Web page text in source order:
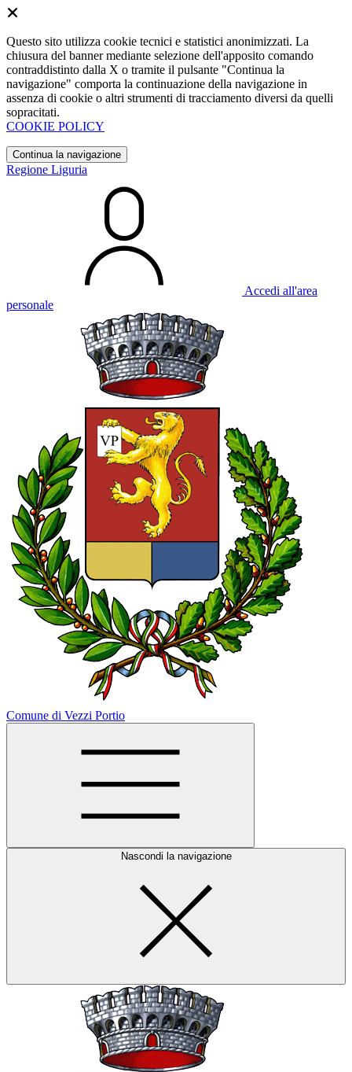
Questo sito utilizza cookie tecnici e statistici anonimizzati. La
chiusura del banner mediante selezione dell'apposito comando
contraddistinto dalla X o tramite il pulsante "Continua la
navigazione" comporta la continuazione della navigazione in
assenza di cookie o altri strumenti di tracciamento diversi da quelli
sopracitati.
COOKIE POLICY
Continua la navigazione
Regione Liguria
Accedi all'area
personale
Comune di Vezzi Portio
Nascondi la navigazione